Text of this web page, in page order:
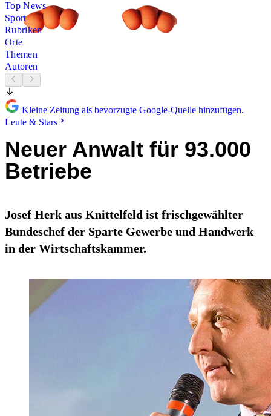
Top News
Sport
Rubriken
Orte
Themen
Autoren
Kleine Zeitung als bevorzugte Google-Quelle hinzufügen.
Leute & Stars
Neuer Anwalt für 93.000
Betriebe
Josef Herk aus Knittelfeld ist frischgewählter
Bundeschef der Sparte Gewerbe und Handwerk
in der Wirtschaftskammer.